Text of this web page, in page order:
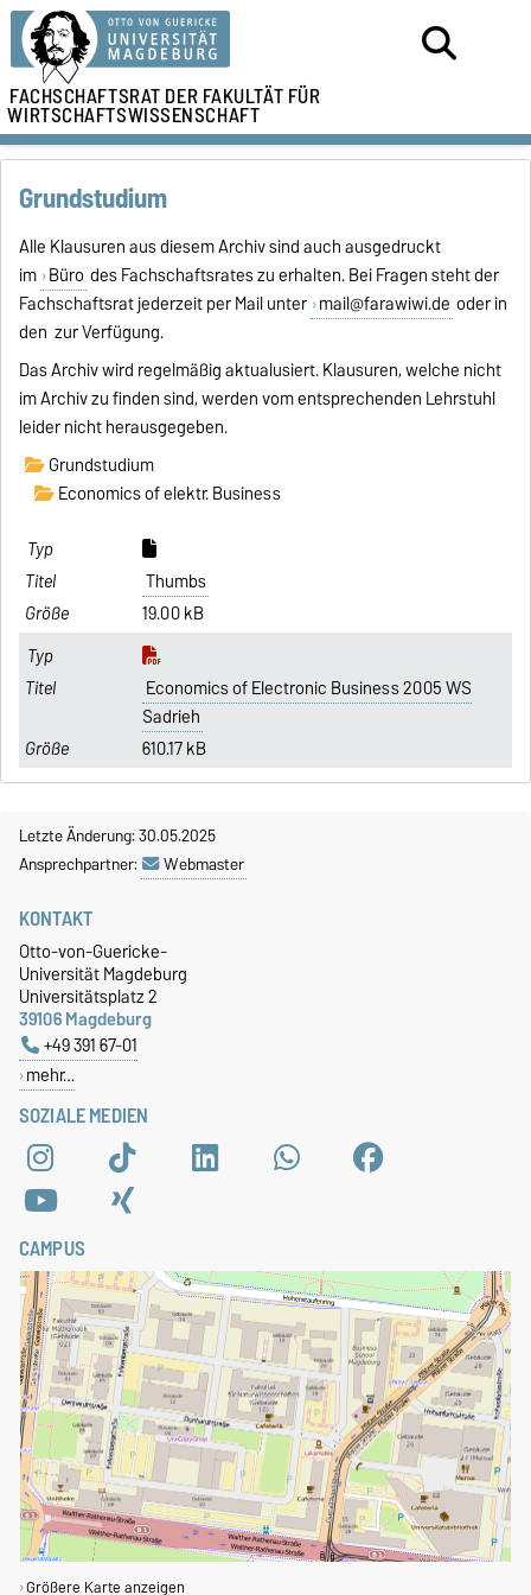
FACHSCHAFTSRAT DERFAKULTÄT FÜR
WIRTSCHAFTSWISSENSCHAFT
Grundstudium
Alle Klausuren aus diesem Archiv sind auch ausgedruckt
im Büro des Fachschaftsrates zu erhalten. Bei Fragen steht der
Fachschaftsrat jederzeit per Mail unter mail@farawiwi.de oder in
den zur Verfügung.
Das Archiv wird regelmäßig aktualusiert. Klausuren, welche nicht
im Archiv zu finden sind, werden vom entsprechenden Lehrstuhl
leider nicht herausgegeben.
Grundstudium
Economics of elektr. Business
Thumbs
19.00 kB
Economics of Electronic Business 2005 WS
Sadrieh
610.17 kB
Letzte Änderung: 30.05.2025
Ansprechpartner:
Webmaster
SOZIALE MEDIEN
KONTAKT
Otto-von-Guericke-
Universität Magdeburg
Universitätsplatz 2
39106 Magdeburg
+49 391 67-01
mehr…
CAMPUS
Größere Karte anzeigen